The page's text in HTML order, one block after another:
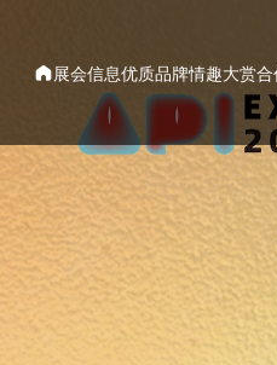
展会信息优质品牌情趣大赏